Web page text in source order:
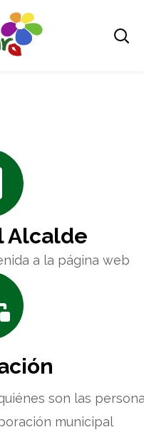
Alcalde
a la página web
son las
municipal